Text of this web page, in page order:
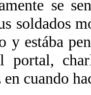
se
soldados
y estába
portal,
cuando